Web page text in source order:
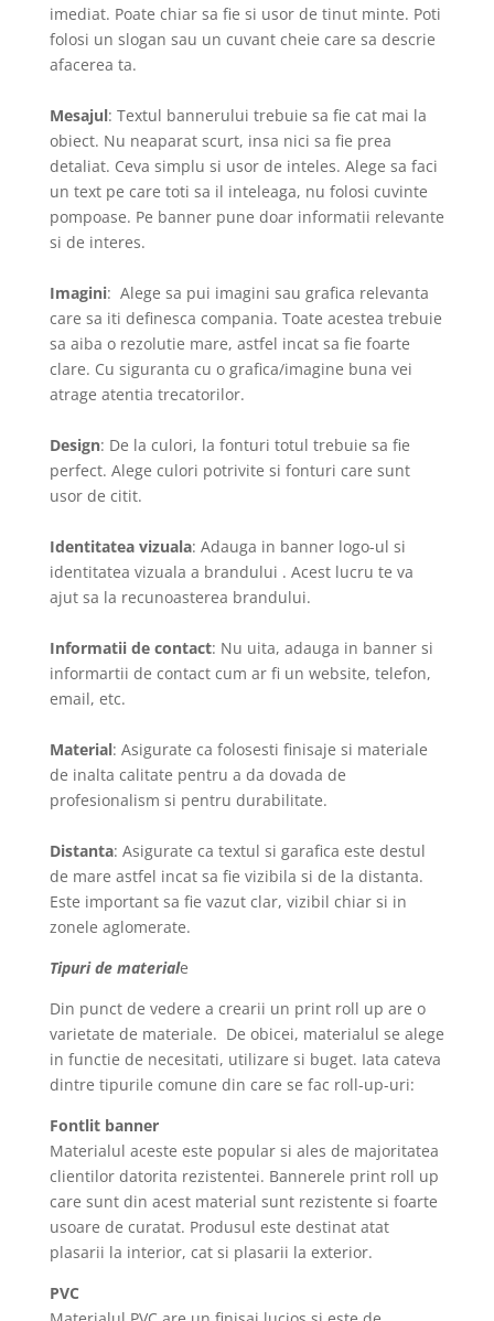
imediat. Poate chiar sa fie si usor de tinut minte. Poti
folosi un slogan sau un cuvant cheie care sa descrie
afacerea ta.
Mesajul: Textul bannerului trebuie sa fie cat mai la
obiect. Nu neaparat scurt, insa nici sa fie prea
detaliat. Ceva simplu si usor de inteles. Alege sa faci
un text pe care toti sa il inteleaga, nu folosi cuvinte
pompoase. Pe banner pune doar informatii relevante
si de interes.
Imagini: Alege sa pui imagini sau grafica relevanta
care sa iti definesca compania. Toate acestea trebuie
sa aiba o rezolutie mare, astfel incat sa fie foarte
clare. Cu siguranta cu o grafica/imagine buna vei
atrage atentia trecatorilor.
Design: De la culori, la fonturi totul trebuie sa fie
perfect. Alege culori potrivite si fonturi care sunt
usor de citit.
Identitatea vizuala: Adauga in banner logo-ul si
identitatea vizuala a brandului . Acest lucru te va
ajut sa la recunoasterea brandului.
Informatii de contact: Nu uita, adauga in banner si
informartii de contact cum ar fi un website, telefon,
email, etc.
Material: Asigurate ca folosesti finisaje si materiale
de inalta calitate pentru a da dovada de
profesionalism si pentru durabilitate.
Distanta: Asigurate ca textul si garafica este destul
de mare astfel incat sa fie vizibila si de la distanta.
Este important sa fie vazut clar, vizibil chiar si in
zonele aglomerate.
Tipuri de materiale
Din punct de vedere a crearii un print roll up are o
varietate de materiale. De obicei, materialul se alege
in functie de necesitati, utilizare si buget. Iata cateva
dintre tipurile comune din care se fac roll-up-uri:
Fontlit banner
Materialul aceste este popular si ales de majoritatea
clientilor datorita rezistentei. Bannerele print roll up
care sunt din acest material sunt rezistente si foarte
usoare de curatat. Produsul este destinat atat
plasarii la interior, cat si plasarii la exterior.
PVC